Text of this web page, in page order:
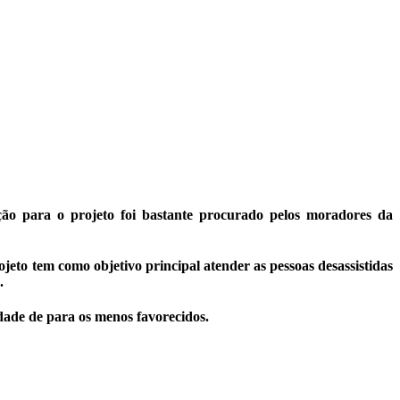
para o projeto foi bastante procurado pelos moradores da
tem como objetivo principal atender as pessoas desassistidas
de para os menos favorecidos.